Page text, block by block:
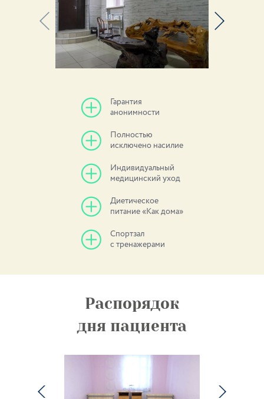
Гарантия
анонимности
Полностью
исключено насилие
Индивидуальный
медицинский уход
Диетическое
питание «Как дома»
Спортзал
с тренажерами
Распорядок
дня пациента